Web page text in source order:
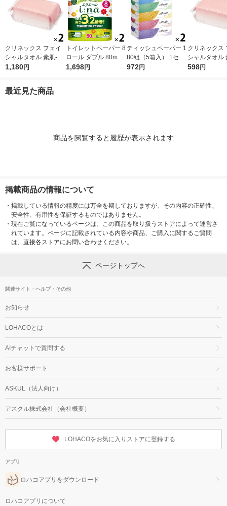
クリネックス フェイ
シャルタオル 素肌-SU
HADA 100枚入 2個 日
1,180円
トイレットペーパー 8
ロール ダブル 80m 3.
2倍巻き エリエール
1,698円
ティッシュペーパー 1
80組（5箱入） 1セッ
ト（2パック） エリエ
972円
クリネックス
シャルタオル
HADA 100枚
598円
最近見た商品
商品を閲覧すると履歴が表示されます
掲載商品の情報について
・ 掲載している情報の精度には万全を期しておりますが、その内容の正確性、
安全性、有用性を保証するものではありません。
・ 現在ご覧になっているページは、この商品を取り扱うストアによって運営さ
れています。ページに記載されている内容や商品、ご購入に関するご質問
は、直接各ストアにお問い合わせください。
ページトップへ
関連サイト・ヘルプ・その他
お知らせ
LOHACOとは
AIチャットで質問する
お客様サポート
ASKUL（法人向け）
アスクル株式会社（会社概要）
LOHACOをお気に入りストアに登録する
アプリ
ロハコアプリをダウンロード
ロハコアプリについて